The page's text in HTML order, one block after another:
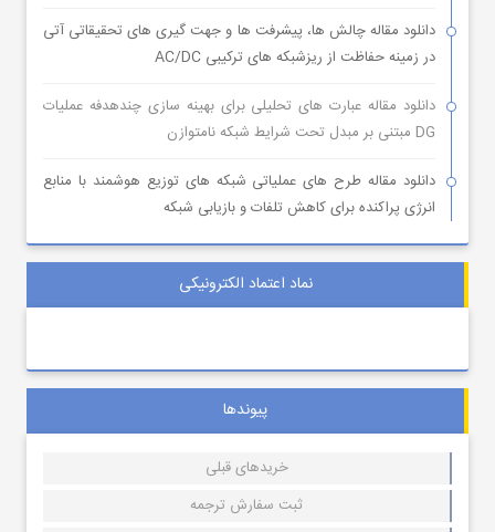
دانلود مقاله چالش ها، پیشرفت ها و جهت گیری های تحقیقاتی آتی
در زمینه حفاظت از ریزشبکه های ترکیبی AC/DC
دانلود مقاله عبارت های تحلیلی برای بهینه سازی چندهدفه عملیات
DG مبتنی بر مبدل تحت شرایط شبکه نامتوازن
دانلود مقاله طرح های عملیاتی شبکه های توزیع هوشمند با منابع
انرژی پراکنده برای کاهش تلفات و بازیابی شبکه
نماد اعتماد الکترونیکی
پیوندها
خریدهای قبلی
ثبت سفارش ترجمه